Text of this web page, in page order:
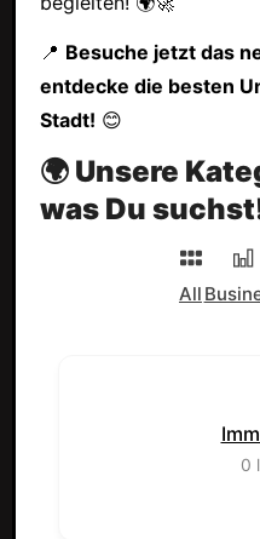
📍 Besuche jetzt das
entdecke die besten
Stadt! 😊
🌍 Unsere
was Du
All
0